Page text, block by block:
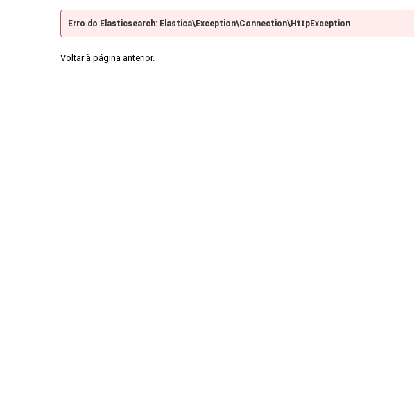
Erro do Elasticsearch: Elastica\Exception\Connection\HttpException
Voltar à página anterior.